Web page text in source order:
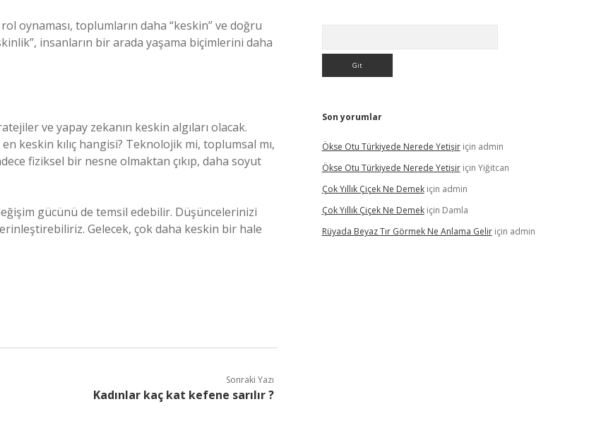
oynaması, toplumların daha “keskin” ve doğru
insanların bir arada yaşama biçimlerini daha
ve yapay zekanın keskin algıları olacak.
keskin kılıç hangisi? Teknolojik mi, toplumsal mı,
fiziksel bir nesne olmaktan çıkıp, daha soyut
gücünü de temsil edebilir. Düşüncelerinizi
Gelecek, çok daha keskin bir hale
Sonraki Yazı
Kadınlar kaç kat kefene sarılır ?
Son yorumlar
Ökse Otu Türkiyede Nerede Yetişiriçin admin
Ökse Otu Türkiyede Nerede Yetişiriçin Yiğitcan
Çok Yıllık Çiçek Ne Demekiçin admin
Çok Yıllık Çiçek Ne Demekiçin Damla
Rüyada Beyaz Tır Görmek Ne Anlama Geliriçin admin